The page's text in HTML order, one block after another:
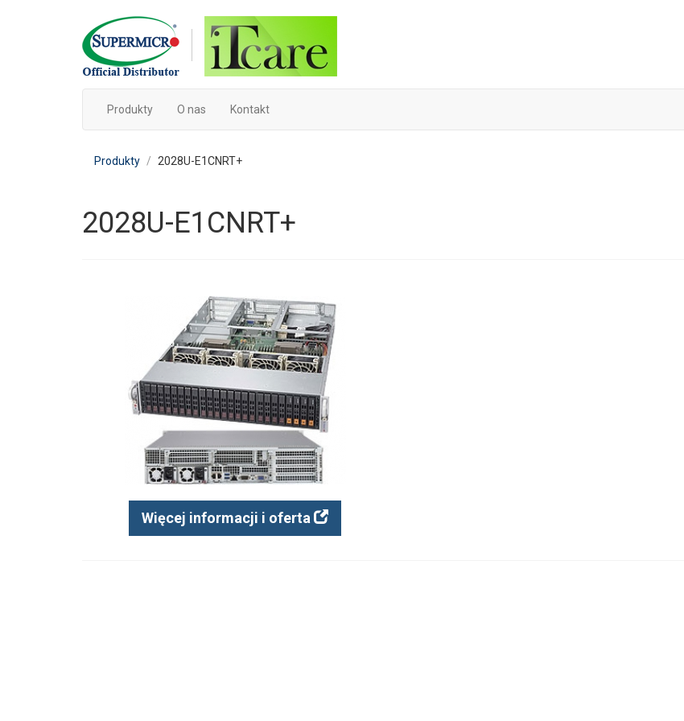
Produkty O nas Kontakt
Produkty 2028U-E1CNRT+
2028U-E1CNRT+
Więcej informacji i oferta